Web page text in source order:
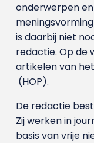
onderwerpen
is daarbij niet
redactie. Op de
artikelen van het
(HOP).
De redactie
Zij werken in
basis van vrije